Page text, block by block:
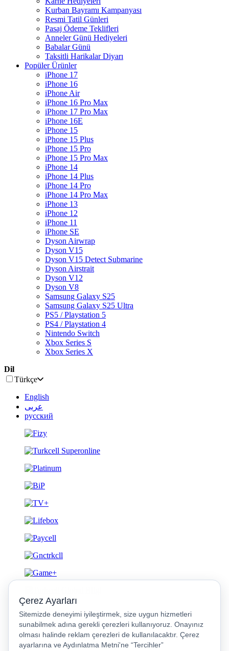
Kurban Bayramı Kampanyası
Resmi Tatil Günleri
Pasaj Ödeme Teklifleri
Anneler Günü Hediyeleri
Babalar Günü
Taksitli Harikalar Diyarı
Popüler Ürünler
iPhone 17
iPhone 16
iPhone Air
iPhone 16 Pro Max
iPhone 17 Pro Max
iPhone 16E
iPhone 15
iPhone 15 Plus
iPhone 15 Pro
iPhone 15 Pro Max
iPhone 14
iPhone 14 Plus
iPhone 14 Pro
iPhone 14 Pro Max
iPhone 13
iPhone 12
iPhone 11
iPhone SE
Dyson Airwrap
Dyson V15
Dyson V15 Detect Submarine
Dyson Airstrait
Dyson V12
Dyson V8
Samsung Galaxy S25
Samsung Galaxy S25 Ultra
PS5 / Playstation 5
PS4 / Playstation 4
Nintendo Switch
Xbox Series S
Xbox Series X
Dil
Türkçe
English
عربى
русский